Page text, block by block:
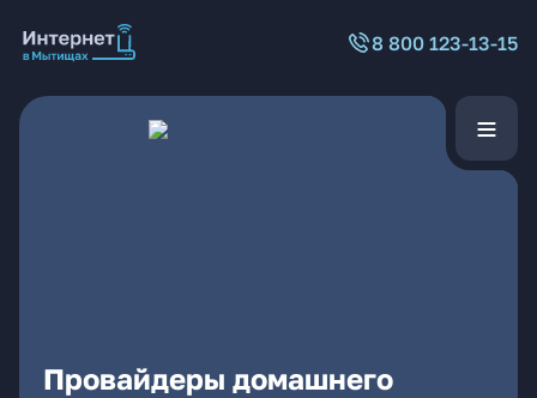
8 800 123-13-15
Провайдеры домашнего